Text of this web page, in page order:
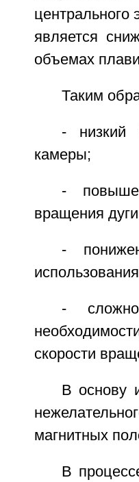
центрального
является
объемах
Таким
- низкий
камеры;
-
вращения
-
-
скорости
В основу
магнитных
В